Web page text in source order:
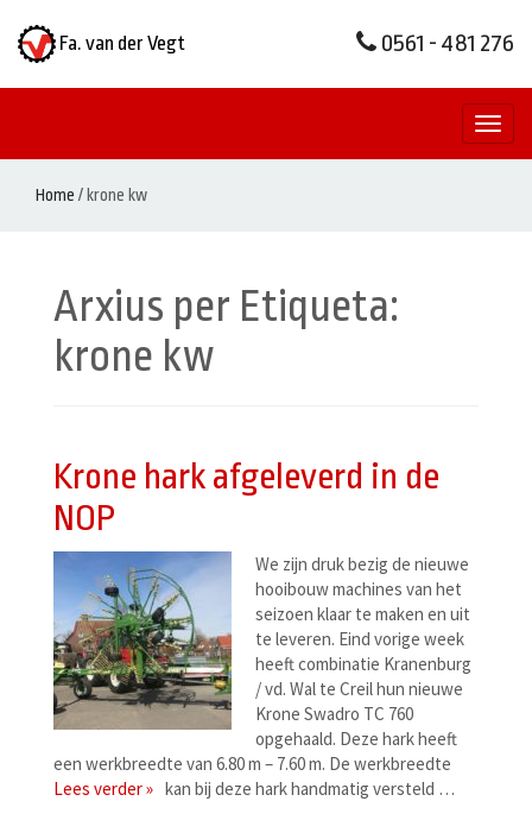
Fa. van der Vegt 0561 - 481 276
Home /krone kw
Arxius per Etiqueta:
krone kw
Krone hark afgeleverd in de
NOP
We zijn druk bezig de nieuwe
hooibouw machines van het
seizoen klaar te maken en uit
te leveren. Eind vorige week
heeft combinatie Kranenburg
/ vd. Wal te Creil hun nieuwe
Krone Swadro TC 760
opgehaald. Deze hark heeft
een werkbreedte van 6.80 m – 7.60 m. De werkbreedte
kan bij deze hark handmatig versteld …
Lees verder »